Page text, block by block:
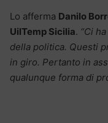
Lo afferma Danilo
UilTemp Sicilia. “Ci
della politica. Questi
in giro. Pertanto in
qualunque forma di